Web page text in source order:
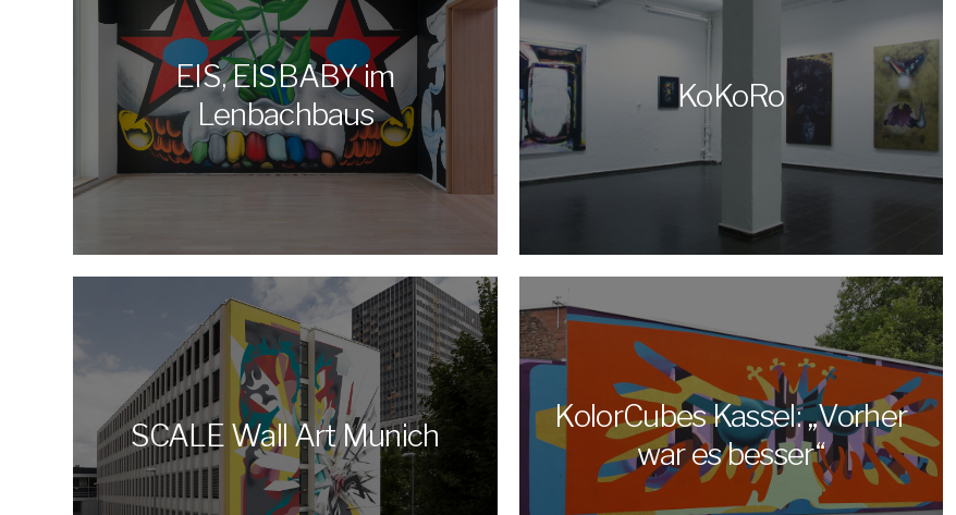
EIS, EISBABY im
Lenbachbaus
KoKoRo
SCALE Wall Art Munich
KolorCubes Kassel: „Vorher
war es besser“